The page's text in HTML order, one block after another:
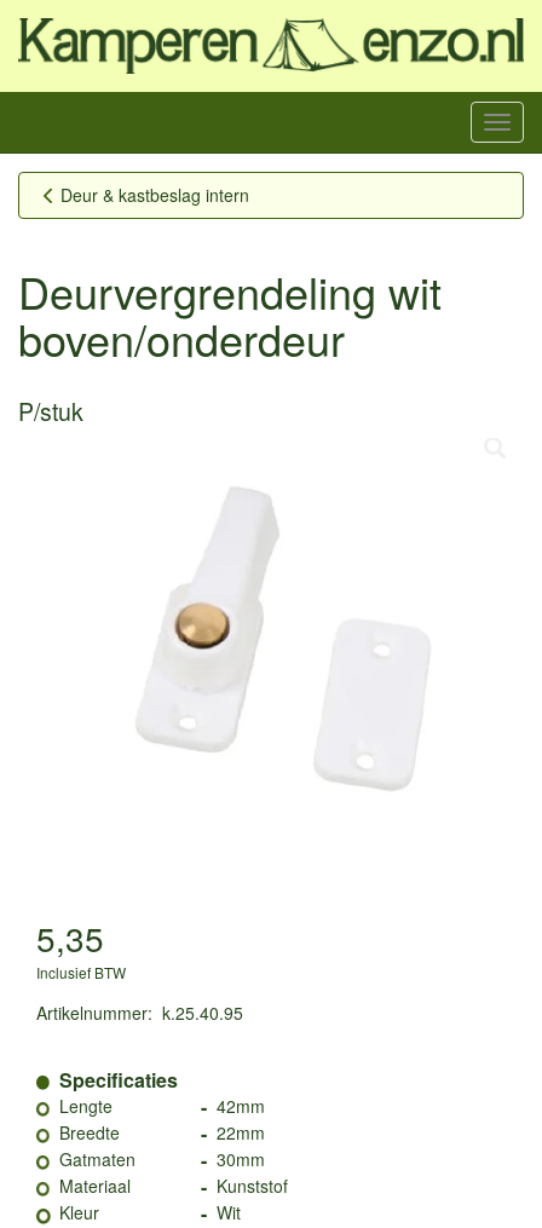
Menu
Deur & kastbeslag intern
Deurvergrendeling wit
boven/onderdeur
P/stuk
5,35
Inclusief BTW
Artikelnummer: k.25.40.95
Specificaties
Lengte - 42mm
Breedte
- 22mm
Gatmaten
- 30mm
Materiaal
- Kunststof
Kleur
- Wit